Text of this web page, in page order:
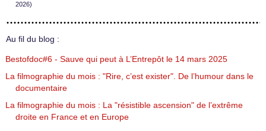
2026)
Au fil du blog :
Bestofdoc#6 - Sauve qui peut à L’Entrepôt le 14 mars 2025
La filmographie du mois : "Rire, c’est exister". De l’humour dans le
documentaire
La filmographie du mois : La "résistible ascension" de l’extrême
droite en France et en Europe